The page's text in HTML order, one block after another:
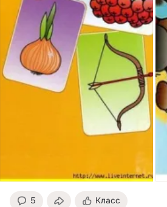
5 Класс